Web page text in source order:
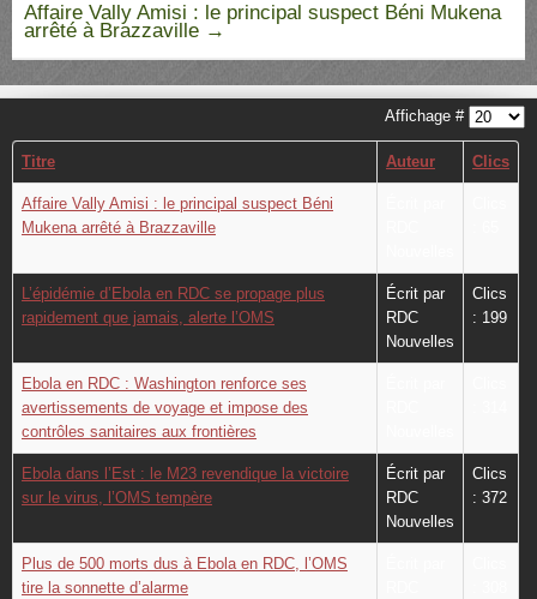
Affaire Vally Amisi : le principal suspect Béni Mukena
arrêté à Brazzaville
Affichage #
Titre Auteur Clics
Affaire Vally Amisi : le principal suspect Béni
Mukena arrêté à Brazzaville
L’épidémie d’Ebola en RDC se propage plus
rapidement que jamais, alerte l’OMS
Écrit par
RDC
Nouvelles
Clics
: 199
Ebola en RDC : Washington renforce ses
avertissements de voyage et impose des
contrôles sanitaires aux frontières
Ebola dans l’Est : le M23 revendique la victoire
sur le virus, l’OMS tempère
Écrit par
RDC
Nouvelles
Clics
: 372
Plus de 500 morts dus à Ebola en RDC, l’OMS
tire la sonnette d’alarme